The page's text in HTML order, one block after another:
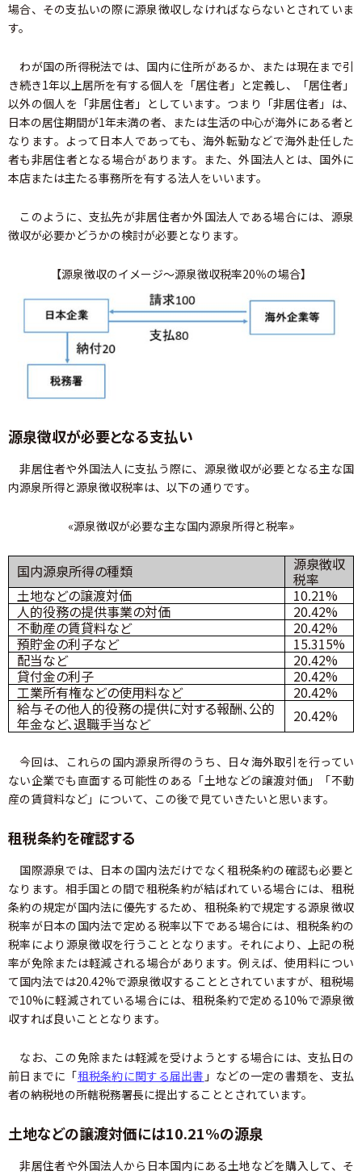
場合、その支払いの際に源泉徴収しなければならないとされていま
す。
わが国の所得税法では、国内に住所があるか、または現在まで引
き続き1年以上居所を有する個人を「居住者」と定義し、「居住者」
以外の個人を「非居住者」としています。つまり「非居住者」は、
日本の居住期間が1年未満の者、または生活の中心が海外にある者と
なります。よって日本人であっても、海外転勤などで海外赴任した
者も非居住者となる場合があります。また、外国法人とは、国外に
本店または主たる事務所を有する法人をいいます。
このように、支払先が非居住者か外国法人である場合には、源泉
徴収が必要かどうかの検討が必要となります。
【源泉徴収のイメージ～源泉徴収税率20％の場合】
源泉徴収が必要となる支払い
非居住者や外国法人に支払う際に、源泉徴収が必要となる主な国
内源泉所得と源泉徴収税率は、以下の通りです。
«源泉徴収が必要な主な国内源泉所得と税率»
国内源泉所得の種類 源泉徴収
税率
土地などの譲渡対価
10.21%
人的役務の提供事業の対価
20.42%
不動産の賃貸料など
20.42%
預貯金の利子など
15.315%
配当など
20.42%
貸付金の利子
20.42%
工業所有権などの使用料など
20.42%
給与その他人的役務の提供に対する報酬、公的
年金など、退職手当など 20.42%
今回は、これらの国内源泉所得のうち、日々海外取引を行ってい
ない企業でも直面する可能性のある「土地などの譲渡対価」「不動
産の賃貸料など」について、この後で見ていきたいと思います。
租税条約を確認する
国際源泉では、日本の国内法だけでなく租税条約の確認も必要と
なります。相手国との間で租税条約が結ばれている場合には、租税
条約の規定が国内法に優先するため、租税条約で規定する源泉徴収
税率が日本の国内法で定める税率以下である場合には、租税条約の
税率により源泉徴収を行うこととなります。それにより、上記の税
率が免除または軽減される場合があります。例えば、使用料につい
て国内法では20.42%で源泉徴収することとされていますが、租税場
で10%に軽減されている場合には、租税条約で定める10%で源泉徴
収すれば良いこととなります。
なお、この免除または軽減を受けようとする場合には、支払日の
前日までに「租税条約に関する届出書 」などの一定の書類を、支払
者の納税地の所轄税務署長に提出することとされています。
土地などの譲渡対価には10.21%の源泉
非居住者や外国法人から日本国内にある土地などを購入して、そ